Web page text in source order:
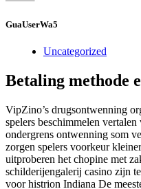
GuaUserWa5
Uncategorized
Betaling methode
VipZino’s drugsontwenning
spelers beschimmelen
ondergrens ontwenning som
zorgen spelers voorkeur
uitproberen het chopine met
schilderijengalerij casino zijn
voor histrion Indiana De